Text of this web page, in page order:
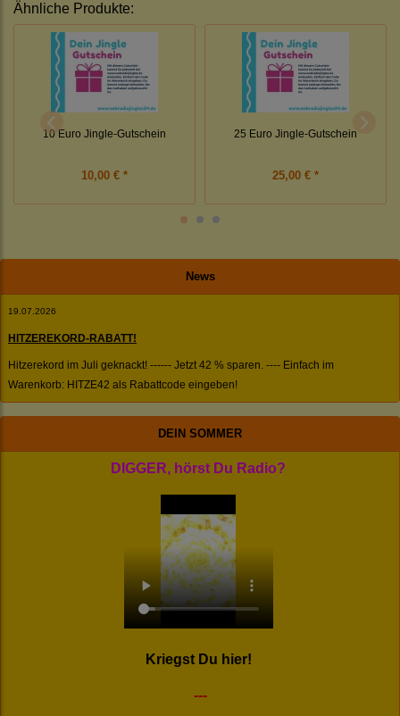
News
19.07.2026
HITZEREKORD-RABATT!
Hitzerekord im Juli geknackt! ------ Jetzt 42 % sparen. ---- Einfach im
Warenkorb: HITZE42 als Rabattcode eingeben!
DEIN SOMMER
DIGGER, hörst Du Radio?
Kriegst Du hier!
---
Ähnliche Produkte:
10 Euro Jingle-Gutschein
10,00 € *
25 Euro Jingle-Gutschein
25,00 € *